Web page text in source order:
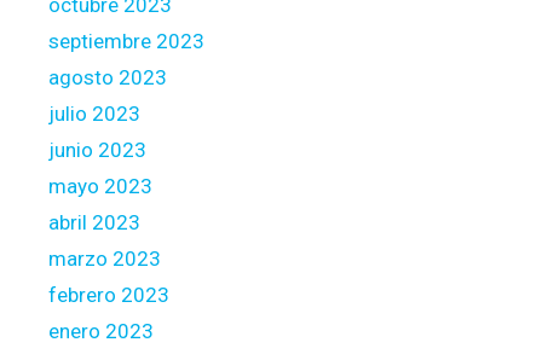
octubre 2023
septiembre 2023
agosto 2023
julio 2023
junio 2023
mayo 2023
abril 2023
marzo 2023
febrero 2023
enero 2023